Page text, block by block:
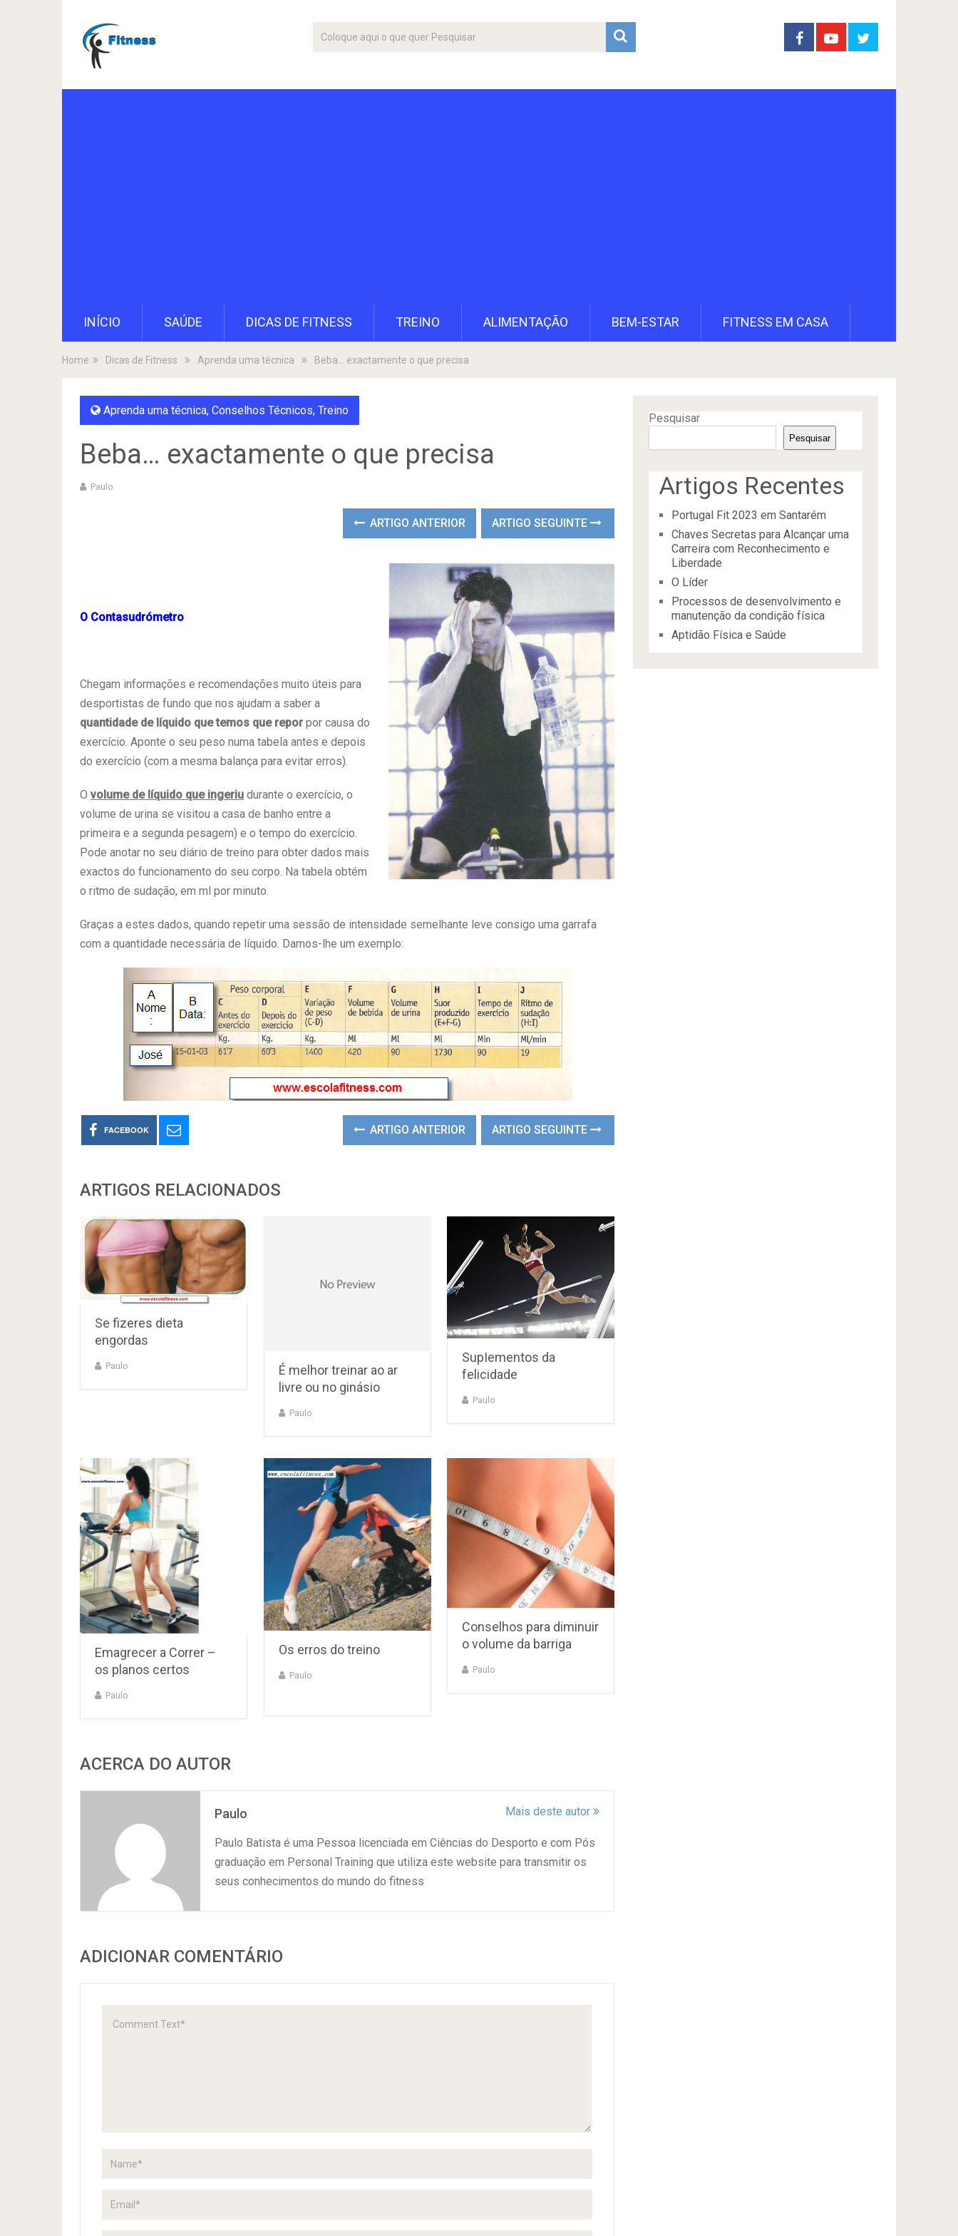
INÍCIO SAÚDE DICAS DE FITNESS TREINO ALIMENTAÇÃO BEM-ESTAR FITNESS EM CASA
Home Dicas de Fitness Aprenda uma técnica Beba… exactamente o que precisa
Aprenda uma técnica, Conselhos Técnicos, Treino
Beba… exactamente o que precisa
Paulo
ARTIGO ANTERIOR ARTIGO SEGUINTE
O Contasudrómetro
Chegam informações e recomendações muito úteis para
desportistas de fundo que nos ajudam a saber a
quantidade de líquido que temos que repor por causa do
exercício. Aponte o seu peso numa tabela antes e depois
do exercício (com a mesma balança para evitar erros).
O volume de líquido que ingeriu durante o exercício, o
volume de urina se visitou a casa de banho entre a
primeira e a segunda pesagem) e o tempo do exercício.
Pode anotar no seu diário de treino para obter dados mais
exactos do funcionamento do seu corpo. Na tabela obtém
o ritmo de sudação, em ml por minuto.
Graças a estes dados, quando repetir uma sessão de intensidade semelhante leve consigo uma garrafa
com a quantidade necessária de líquido. Damos-lhe um exemplo:
FACEBOOK ARTIGO ANTERIOR ARTIGO SEGUINTE
ARTIGOS RELACIONADOS
Se fizeres dieta
engordas
Paulo
É melhor treinar ao ar
livre ou no ginásio
Paulo
SupIementos da
felicidade
Paulo
Emagrecer a Correr –
os planos certos
Paulo
Os erros do treino
Paulo
Conselhos para diminuir
o volume da barriga
Paulo
ACERCA DO AUTOR
Paulo Mais deste autor
Paulo Batista é uma Pessoa licenciada em Ciências do Desporto e com Pós
graduação em Personal Training que utiliza este website para transmitir os
seus conhecimentos do mundo do fitness
ADICIONAR COMENTÁRIO
Pesquisar
Pesquisar
Artigos Recentes
Portugal Fit 2023 em Santarém
Chaves Secretas para Alcançar uma
Carreira com Reconhecimento e
Liberdade
O Líder
Processos de desenvolvimento e
manutenção da condição física
Aptidão Física e Saúde